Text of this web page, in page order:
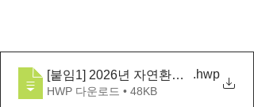
[붙임1] 2026년 자연환경해설사 보
.hwp
HWP 다운로드 • 48KB